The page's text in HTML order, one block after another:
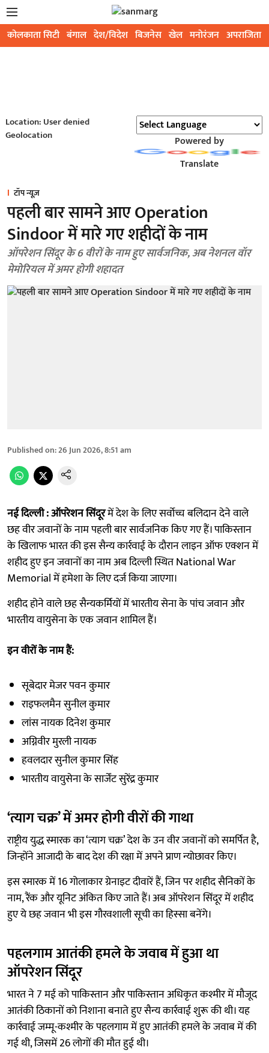
कोलकाता सिटी बंगाल देश/विदेश बिजनेस खेल मनोरंजन अपराजिता
Location: User denied
Geolocation
Powered by
Translate
टॉप न्यूज़
पहली बार सामने आए Operation
Sindoor में मारे गए शहीदों के नाम
ऑपरेशन सिंदूर के 6 वीरों के नाम हुए सार्वजनिक, अब नेशनल वॉर
मेमोरियल में अमर होगी शहादत
Published on:26 Jun 2026, 8:51 am
नई दिल्ली :ऑपरेशन सिंदूरमें देश के लिए सर्वोच्च बलिदान देने वाले
छह वीर जवानों के नाम पहली बार सार्वजनिक किए गए हैं। पाकिस्तान
के खिलाफ भारत की इस सैन्य कार्रवाई के दौरान लाइन ऑफ एक्शन में
शहीद हुए इन जवानों का नाम अब दिल्ली स्थित National War
Memorial में हमेशा के लिए दर्ज किया जाएगा।
शहीद होने वाले छह सैन्यकर्मियों में भारतीय सेना के पांच जवान और
भारतीय वायुसेना के एक जवान शामिल हैं।
इन वीरों के नाम हैं:
सूबेदार मेजर पवन कुमार
राइफलमैन सुनील कुमार
लांस नायक दिनेश कुमार
अग्निवीर मुरली नायक
हवलदार सुनील कुमार सिंह
भारतीय वायुसेना के सार्जेंट सुरेंद्र कुमार
‘त्याग चक्र’ में अमर होगी वीरों की गाथा
राष्ट्रीय युद्ध स्मारक का ‘त्याग चक्र’ देश के उन वीर जवानों को समर्पित है,
जिन्होंने आजादी के बाद देश की रक्षा में अपने प्राण न्योछावर किए।
इस स्मारक में 16 गोलाकार ग्रेनाइट दीवारें हैं, जिन पर शहीद सैनिकों के
नाम, रैंक और यूनिट अंकित किए जाते हैं। अब ऑपरेशन सिंदूर में शहीद
हुए ये छह जवान भी इस गौरवशाली सूची का हिस्सा बनेंगे।
पहलगाम आतंकी हमले के जवाब में हुआ था
ऑपरेशन सिंदूर
भारत ने 7 मई को पाकिस्तान और पाकिस्तान अधिकृत कश्मीर में मौजूद
आतंकी ठिकानों को निशाना बनाते हुए सैन्य कार्रवाई शुरू की थी। यह
कार्रवाई जम्मू-कश्मीर के पहलगाम में हुए आतंकी हमले के जवाब में की
गई थी, जिसमें 26 लोगों की मौत हुई थी।